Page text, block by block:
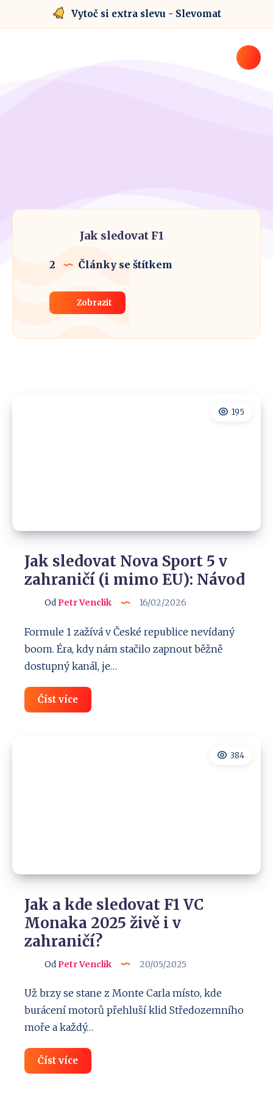
Vytoč si extra slevu - Slevomat
Jak sledovat F1
2 Články se štítkem
Zobrazit
195
Jak sledovat Nova Sport 5 v
zahraničí (i mimo EU): Návod
Od Petr Venclik 16/02/2026
Formule 1 zažívá v České republice nevídaný
boom. Éra, kdy nám stačilo zapnout běžně
dostupný kanál, je…
Číst víceJak
sledovat
384
Jak a kde sledovat F1 VC
Monaka 2025 živě i v
zahraničí?
Od Petr Venclik 20/05/2025
Už brzy se stane z Monte Carla místo, kde
burácení motorů přehluší klid Středozemního
moře a každý…
Číst víceJak
a